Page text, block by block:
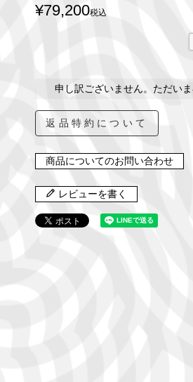
¥79,200税込
申し訳ございません。ただいま
返品特約について
商品についてのお問い合わせ
レビューを書く